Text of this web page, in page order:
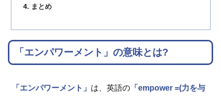
まとめ
「エンパワーメント」の意味とは?
「エンパワーメント」 は、英語の 「empower =(力を与